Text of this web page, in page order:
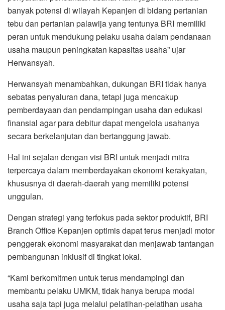
banyak potensi di wilayah Kepanjen di bidang pertanian
tebu dan pertanian palawija yang tentunya BRI memiliki
peran untuk mendukung pelaku usaha dalam pendanaan
usaha maupun peningkatan kapasitas usaha” ujar
Herwansyah.
Herwansyah menambahkan, dukungan BRI tidak hanya
sebatas penyaluran dana, tetapi juga mencakup
pemberdayaan dan pendampingan usaha dan edukasi
finansial agar para debitur dapat mengelola usahanya
secara berkelanjutan dan bertanggung jawab.
Hal ini sejalan dengan visi BRI untuk menjadi mitra
terpercaya dalam memberdayakan ekonomi kerakyatan,
khususnya di daerah-daerah yang memiliki potensi
unggulan.
Dengan strategi yang terfokus pada sektor produktif, BRI
Branch Office Kepanjen optimis dapat terus menjadi motor
penggerak ekonomi masyarakat dan menjawab tantangan
pembangunan inklusif di tingkat lokal.
“Kami berkomitmen untuk terus mendampingi dan
membantu pelaku UMKM, tidak hanya berupa modal
usaha saja tapi juga melalui pelatihan-pelatihan usaha